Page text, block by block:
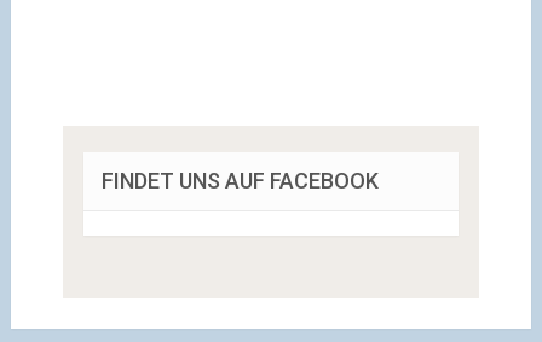
FINDET UNS AUF FACEBOOK